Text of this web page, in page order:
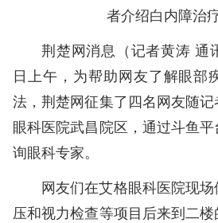
者介绍白内障治
荆楚网消息（记者黄涛 通
日上午，为帮助网友了解眼部
法，荆楚网征集了四名网友随
眼科医院武昌院区，通过斗鱼
询眼科专家。
网友们在艾格眼科医院现
压和视力检查等项目后来到二